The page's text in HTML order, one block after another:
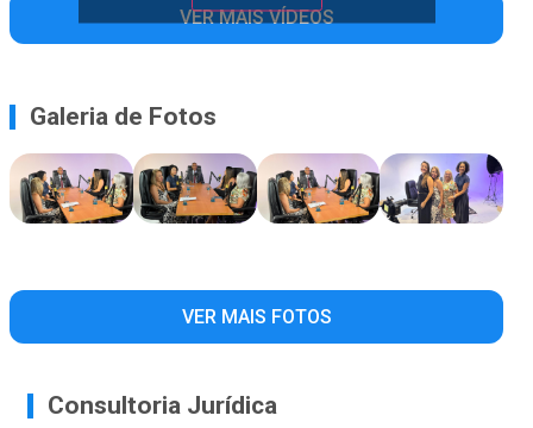
VER MAIS VÍDEOS
Galeria de Fotos
VER MAIS FOTOS
Consultoria Jurídica